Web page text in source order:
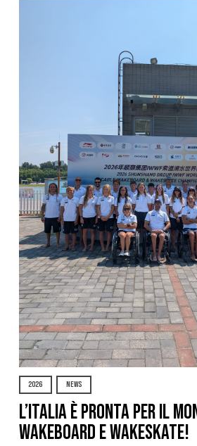
2026 NEWS
L’Italia è pronta per il
Wakeboard e Wakeskate!